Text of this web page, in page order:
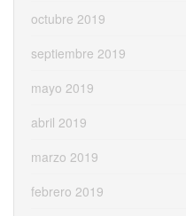
octubre 2019
septiembre 2019
mayo 2019
abril 2019
marzo 2019
febrero 2019